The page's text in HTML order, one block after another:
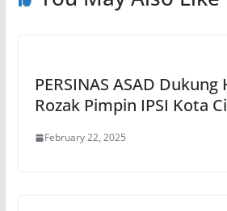
PERSINAS ASAD Dukung
Rozak Pimpin IPSI Kota
February 22, 2025